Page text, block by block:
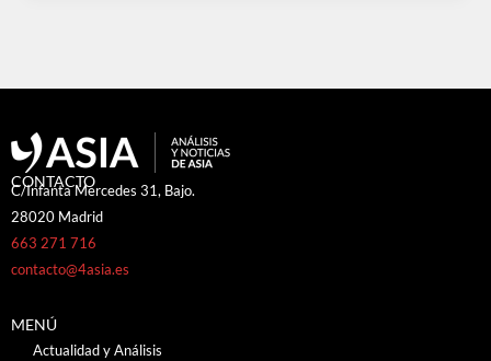
CONTACTO
C/Infanta Mercedes 31, Bajo.
28020 Madrid
663 271 716
contacto@4asia.es
MENÚ
Actualidad y Análisis